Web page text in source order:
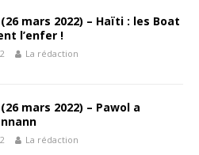
(26 mars 2022) – Haïti : les Boat
l’enfer !
La rédaction
(26 mars 2022) – Pawol a
La rédaction